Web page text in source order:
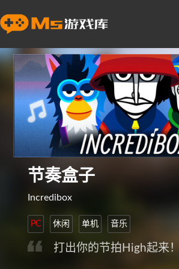
节奏盒子
Incredibox
PC 休闲 单机 音乐
打出你的节拍High起来！